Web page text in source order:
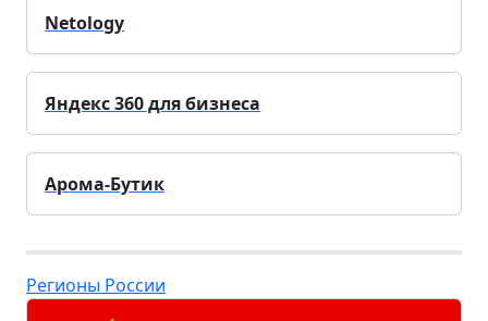
Netology
Яндекс 360 для бизнеса
Арома-Бутик
Регионы России